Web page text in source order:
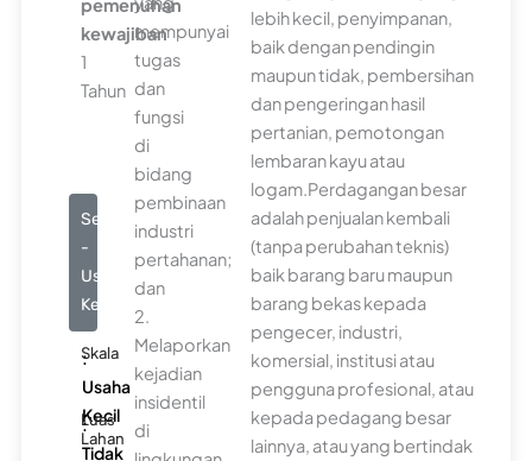
pemenuhan
kewajiban
1
Tahun
Seluruhnya
-
Usaha
Kecil
Skala
:
Usaha
Kecil
Luas
Lahan
:
Tidak
mempunyai
tugas
dan
fungsi
di
bidang
pembinaan
industri
pertahanan;
dan
2.
Melaporkan
kejadian
insidentil
di
lebih kecil, penyimpanan,
baik dengan pendingin
maupun tidak, pembersihan
dan pengeringan hasil
pertanian, pemotongan
lembaran kayu atau
logam.Perdagangan besar
adalah penjualan kembali
(tanpa perubahan teknis)
baik barang baru maupun
barang bekas kepada
pengecer, industri,
komersial, institusi atau
pengguna profesional, atau
kepada pedagang besar
lainnya, atau yang bertindak